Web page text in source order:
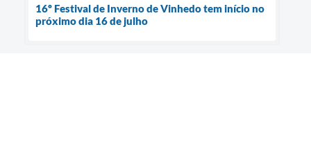
16º Festival de Inverno de Vinhedo tem início no
próximo dia 16 de julho